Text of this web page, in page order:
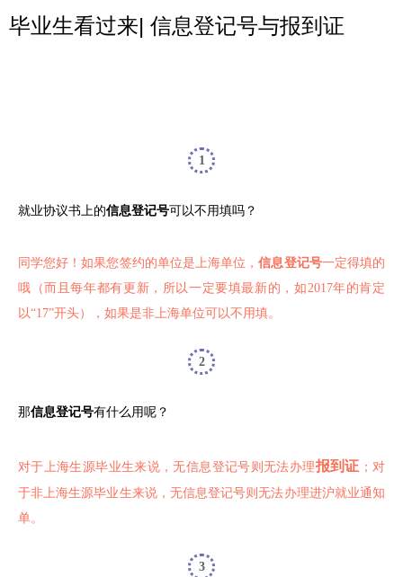
毕业生看过来| 信息登记号与报到证
1
就业协议书上的信息登记号可以不用填吗？
同学您好！如果您签约的单位是上海单位，信息登记号一定得填的
哦（而且每年都有更新，所以一定要填最新的，如2017年的肯定
以“17”开头），如果是非上海单位可以不用填。
2
那信息登记号有什么用呢？
对于上海生源毕业生来说，无信息登记号则无法办理报到证 ；对
于非上海生源毕业生来说，无信息登记号则无法办理进沪就业通知
单。
3